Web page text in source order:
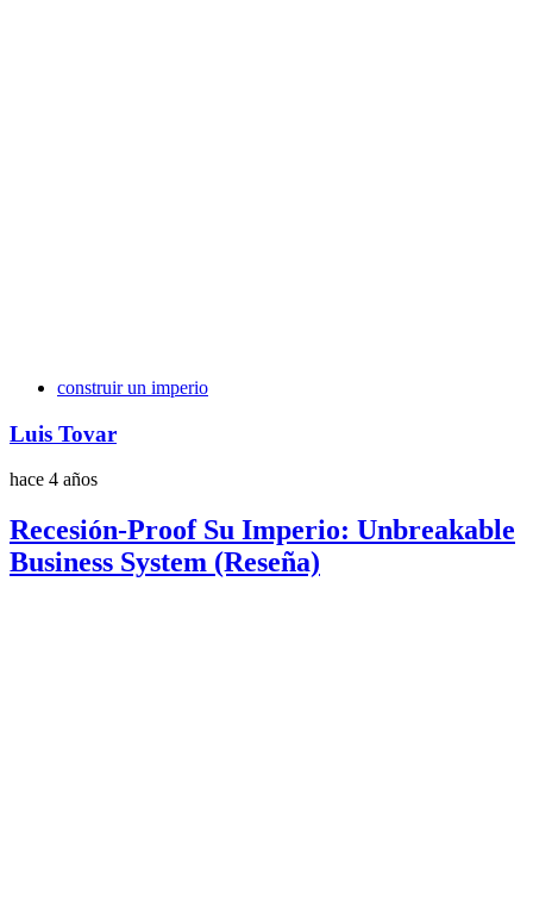
Etiquetasconstruir un imperio
Luis Tovar
hace 4 años
Recesión-Proof Su Imperio: Unbreakable
Business System (Reseña)